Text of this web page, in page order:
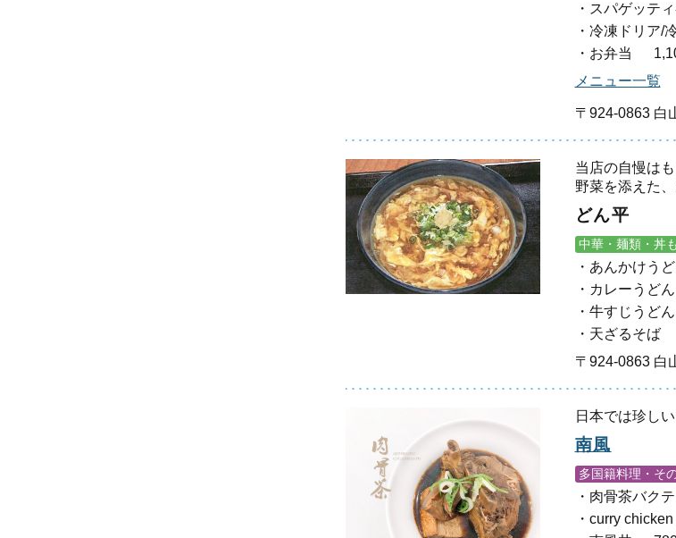
スパゲッテ
冷凍ドリア/
お弁当
メニュー一覧
〒924-0863 白
当店の自慢は
野菜を添えた
どん平
中華・麺類・丼
あんかけう
カレーうどん
牛すじうどん
天ざるそば
〒924-0863 白
日本では珍し
南風
多国籍料理・そ
肉骨茶バク
curry